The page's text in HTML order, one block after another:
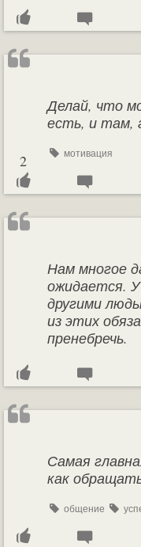
Делай, что
есть, и там,
мотивация
2
Нам многое
ожидается.
другими
из этих
пренебречь.
Самая
как
общение